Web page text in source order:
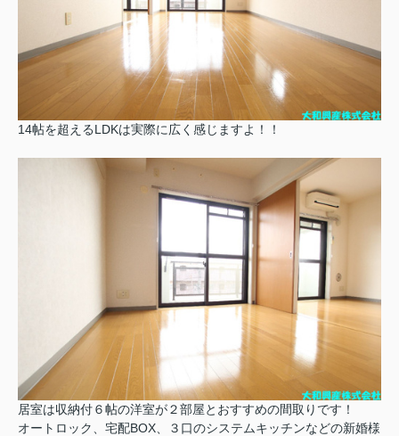
14帖を超えるLDKは実際に広く感じますよ！！
居室は収納付６帖の洋室が２部屋とおすすめの間取りです！
オートロック、宅配BOX、３口のシステムキッチンなどの新婚様